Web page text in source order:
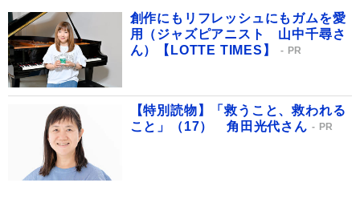
創作にもリフレッシュにもガムを愛
用（ジャズピアニスト 山中千尋さ
ん）【LOTTE TIMES】
PR
【特別読物】「救うこと、救われる
こと」（17） 角田光代さん
PR